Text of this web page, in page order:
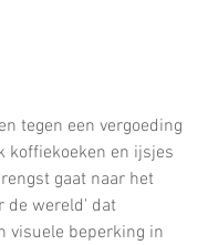
tegen een vergoeding
koffiekoeken en ijsjes
gaat naar het
de wereld' dat
visuele beperking in